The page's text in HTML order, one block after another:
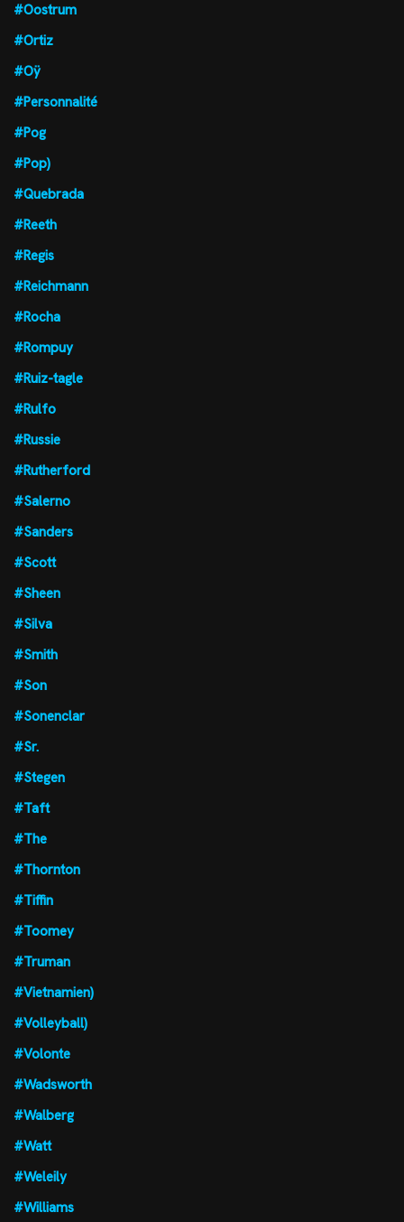
#Oostrum
#Ortiz
#Oÿ
#Personnalité
#Pog
#Pop)
#Quebrada
#Reeth
#Regis
#Reichmann
#Rocha
#Rompuy
#Ruiz-tagle
#Rulfo
#Russie
#Rutherford
#Salerno
#Sanders
#Scott
#Sheen
#Silva
#Smith
#Son
#Sonenclar
#Sr.
#Stegen
#Taft
#The
#Thornton
#Tiffin
#Toomey
#Truman
#Vietnamien)
#Volleyball)
#Volonte
#Wadsworth
#Walberg
#Watt
#Weleily
#Williams